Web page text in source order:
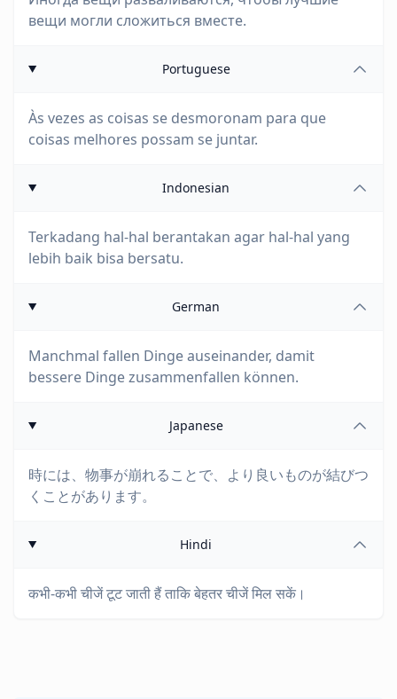
вещи могли сложиться вместе.
Portuguese
Às vezes as coisas se desmoronam para que
coisas melhores possam se juntar.
Indonesian
Terkadang hal-hal berantakan agar hal-hal yang
lebih baik bisa bersatu.
German
Manchmal fallen Dinge auseinander, damit
bessere Dinge zusammenfallen können.
Japanese
時には、物事が崩れることで、より良いものが結びつ
くことがあります。
Hindi
कभी-कभी चीजें टूट जाती हैं ताकि बेहतर चीजें मिल सकें।